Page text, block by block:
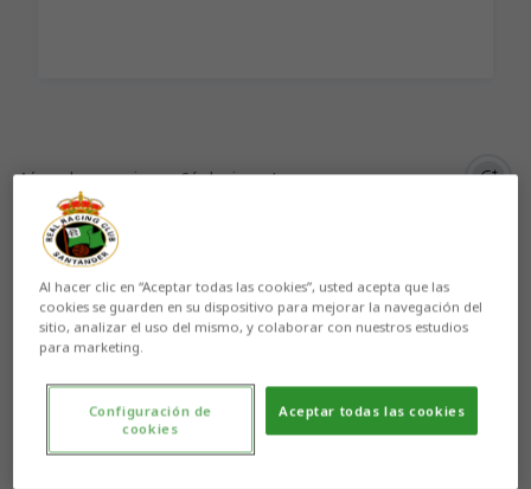
Aún no hay reacciones. ¡Sé el primero!
Al hacer clic en “Aceptar todas las cookies”, usted acepta que las
cookies se guarden en su dispositivo para mejorar la navegación del
sitio, analizar el uso del mismo, y colaborar con nuestros estudios
para marketing.
Aceptar todas las cookies
Configuración de
cookies